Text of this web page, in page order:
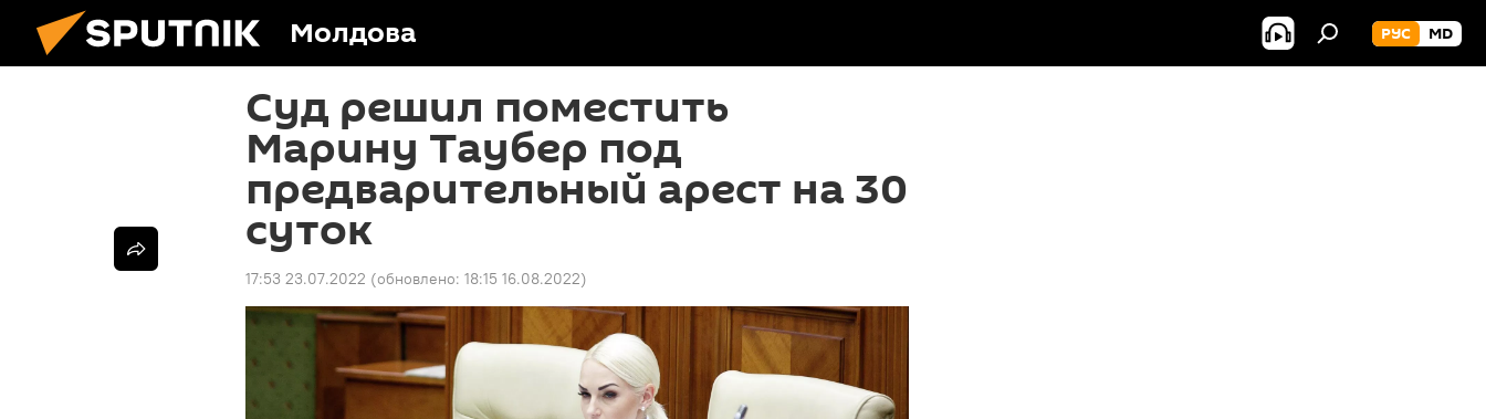
Молдова РУС MD
Суд решил поместить
Марину Таубер под
предварительный арест на 30
суток
17:53 23.07.2022 (обновлено: 18:15 16.08.2022)